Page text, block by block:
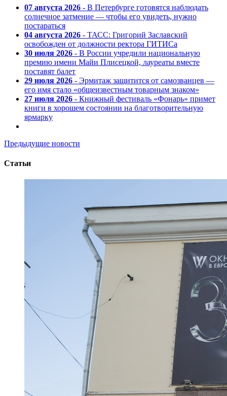
07 августа 2026 - В Петербурге готовятся наблюдать
солнечное затмение — чтобы его увидеть, нужно
постараться
04 августа 2026 - ТАСС: Григорий Заславский
освобожден от должности ректора ГИТИСа
30 июля 2026 - В России учредили национальную
премию имени Майи Плисецкой, лауреаты вместе
поставят балет
29 июля 2026 - Эрмитаж защитится от самозванцев —
его имя стало «общеизвестным товарным знаком»
27 июля 2026 - Книжный фестиваль «Фонарь» примет
книги в хорошем состоянии на благотворительную
ярмарку
Предыдущие новости
Статьи